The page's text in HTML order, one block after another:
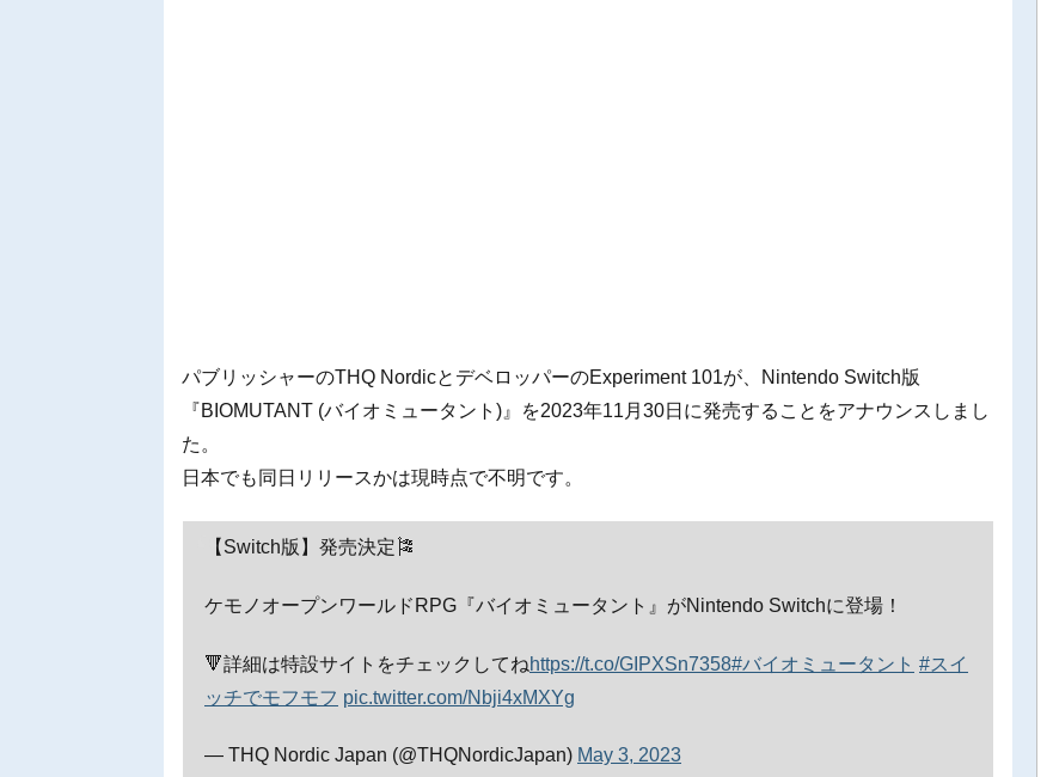
パブリッシャーのTHQ NordicとデベロッパーのExperiment 101が、Nintendo Switch版
『BIOMUTANT (バイオミュータント)』を2023年11月30日に発売することをアナウンスしまし
た。
日本でも同日リリースかは現時点で不明です。
【Switch版】発売決定🎏
ケモノオープンワールドRPG『バイオミュータント』がNintendo Switchに登場！
🔻詳細は特設サイトをチェックしてねhttps://t.co/GIPXSn7358#バイオミュータント #スイ
ッチでモフモフ pic.twitter.com/Nbji4xMXYg
— THQ Nordic Japan (@THQNordicJapan) May 3, 2023